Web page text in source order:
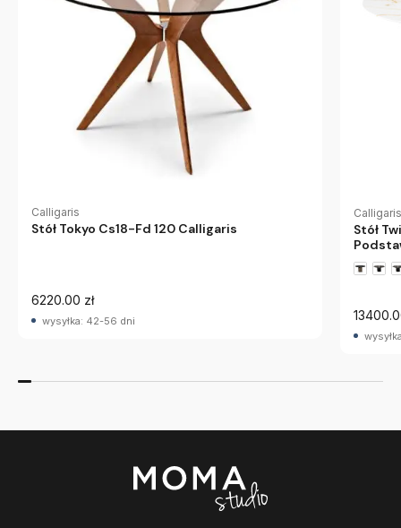
Calligaris
Stół Tokyo Cs18-Fd 120 Calligaris
6220.00 zł
wysyłka: 42-56 dni
Calligaris
Stół